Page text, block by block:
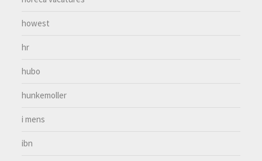
howest
hr
hubo
hunkemoller
i mens
ibn